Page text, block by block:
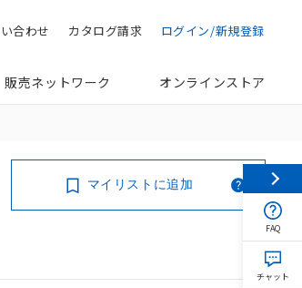
ログイン/新規登録
カタログ請求
合わせ
販売ネットワーク オンラインストア
マイリストに追加
FAQ
チャット